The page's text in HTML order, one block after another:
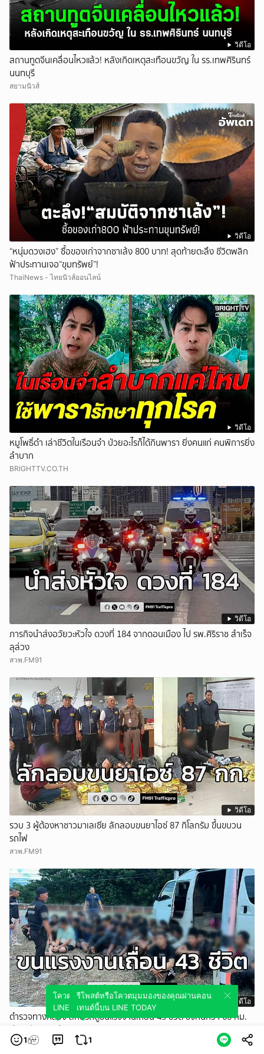
วิดีโอ
สถานทูตจีนเคลื่อนไหวแล้ว! หลังเกิดเหตุสะเทือนขวัญ ใน รร.เทพศิรินทร์
นนทบุรี
สยามนิวส์
วิดีโอ
“หนุ่มดวงเฮง” ซื้อของเก่าจากซาเล้ง 800 บาท! สุดท้ายตะลึง ชีวิตพลิก
ฟ้าประทานเจอ“ขุมทรัพย์”!
ThaiNews - ไทยนิวส์ออนไลน์
วิดีโอ
หมูโพธิ์ดำ เล่าชีวิตในเรือนจำ ป่วยอะไรก็ได้กินพารา ยิ่งคนแก่ คนพิการยิ่ง
ลำบาก
BRIGHTTV.CO.TH
วิดีโอ
ภารกิจนำส่งอวัยวะหัวใจ ดวงที่ 184 จากดอนเมือง ไป รพ.ศิริราช สำเร็จ
ลุล่วง
สวพ.FM91
วิดีโอ
รวบ 3 ผู้ต้องหาชาวมาเลเซีย ลักลอบขนยาไอซ์ 87 กิโลกรัม ขึ้นขบวน
รถไฟ
สวพ.FM91
วิดีโอ
ตำรวจทางหลวง สกัดรถตู้ขนแรงงานเถื่อน 43 ชีวิต ซิ่งหนีกว่า 60 กม.
ก่อนเสียหลักพุ่งเกาะกลางถนน
สวพ.FM91
1
โควตมุมมองของคุณผ่านคอนเทนต์นี้บน
LINE TODAY
1
รีโพสต์หรือโควตมุมมองของคุณผ่านคอน
เทนต์นี้บน LINE TODAY